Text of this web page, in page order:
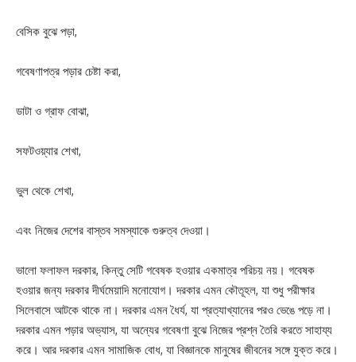
বেসিক বুঝে পড়া,
গবেষণাপত্র পড়ার চেষ্টা করা,
ডাটা ও গ্রাফ বোঝা,
সফটওয়্যার শেখা,
ভুল থেকে শেখা,
এবং নিজের দেশের বাস্তব সমস্যাকে গুরুত্ব দেওয়া।
ভালো ফলাফল দরকার, কিন্তু সেটি গবেষক হওয়ার একমাত্র পরিচয় নয়। গবেষক
হওয়ার জন্য দরকার দীর্ঘমেয়াদি মনোযোগ। দরকার এমন কৌতূহল, যা শুধু পরীক্ষার
সিলেবাসে আটকে থাকে না। দরকার এমন ধৈর্য, যা প্রত্যাখ্যানের পরও ভেঙে পড়ে না।
দরকার এমন পড়ার অভ্যাস, যা অন্যের গবেষণা বুঝে নিজের প্রশ্ন তৈরি করতে সাহায্য
করে। আর দরকার এমন সামাজিক বোধ, যা বিজ্ঞানকে মানুষের জীবনের সঙ্গে যুক্ত করে।